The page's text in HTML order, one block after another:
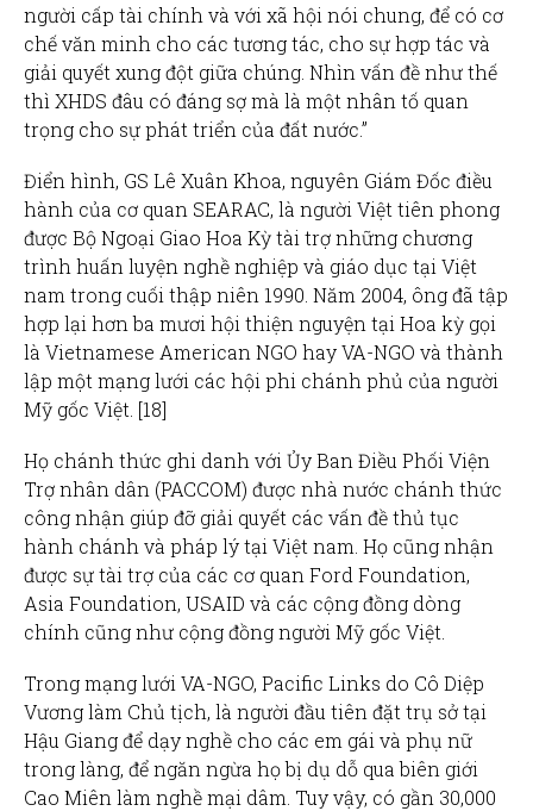
người cấp tài chính và với xã hội nói chung, để có cơ
chế văn minh cho các tương tác, cho sự hợp tác và
giải quyết xung đột giữa chúng. Nhìn vấn đề như thế
thì XHDS đâu có đáng sợ mà là một nhân tố quan
trọng cho sự phát triển của đất nước.”
Điển hình, GS Lê Xuân Khoa, nguyên Giám Đốc điều
hành của cơ quan SEARAC, là người Việt tiên phong
được Bộ Ngoại Giao Hoa Kỳ tài trợ những chương
trình huấn luyện nghề nghiệp và giáo dục tại Việt
nam trong cuối thập niên 1990. Năm 2004, ông đã tập
hợp lại hơn ba mươi hội thiện nguyện tại Hoa kỳ gọi
là Vietnamese American NGO hay VA-NGO và thành
lập một mạng lưới các hội phi chánh phủ của người
Mỹ gốc Việt. [18]
Họ chánh thức ghi danh với Ủy Ban Điều Phối Viện
Trợ nhân dân (PACCOM) được nhà nước chánh thức
công nhận giúp đỡ giải quyết các vấn đề thủ tục
hành chánh và pháp lý tại Việt nam. Họ cũng nhận
được sự tài trợ của các cơ quan Ford Foundation,
Asia Foundation, USAID và các cộng đồng dòng
chính cũng như cộng đồng người Mỹ gốc Việt.
Trong mạng lưới VA-NGO, Pacific Links do Cô Diệp
Vương làm Chủ tịch, là người đầu tiên đặt trụ sở tại
Hậu Giang để dạy nghề cho các em gái và phụ nữ
trong làng, để ngăn ngừa họ bị dụ dỗ qua biên giới
Cao Miên làm nghề mại dâm. Tuy vậy, có gần 30,000